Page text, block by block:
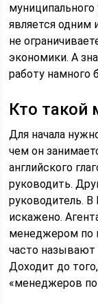
муниципального
является
не
экономики. А
работу намного
Кто такой
Для начала
чем он
английского
руководить.
руководитель.
искажено.
менеджером по
часто
Доходит до
«менеджеров по